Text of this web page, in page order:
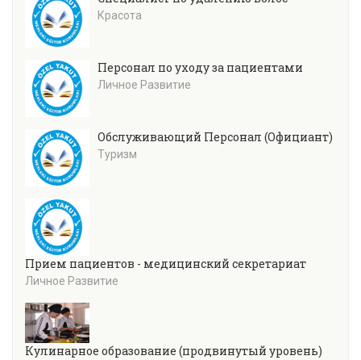
Красота
Персонал по уходу за пациентами
Личное Развитие
Обслуживающий Персонал (Официант)
Туризм
Прием пациентов - медицинский секретариат
Личное Развитие
Кулинарное образование (продвинутый уровень)